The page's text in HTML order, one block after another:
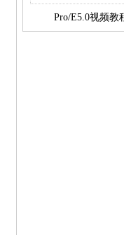
Pro/E5.0视频教